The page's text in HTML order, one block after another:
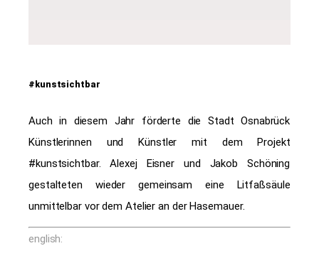
#kunstsichtbar
Auch in diesem Jahr förderte die Stadt Osnabrück
Künstlerinnen und Künstler mit dem Projekt
#kunstsichtbar. Alexej Eisner und Jakob Schöning
gestalteten wieder gemeinsam eine Litfaßsäule
unmittelbar vor dem Atelier an der Hasemauer.
english: